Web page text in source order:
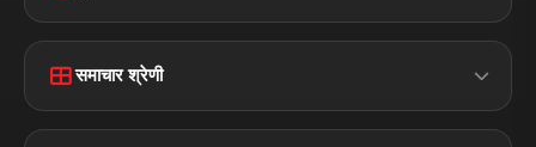
Disclaimer
Terms &
समाचार श्रेणी